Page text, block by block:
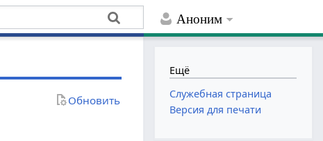
Аноним
Обновить
Ещё
Служебная страница
Версия для печати